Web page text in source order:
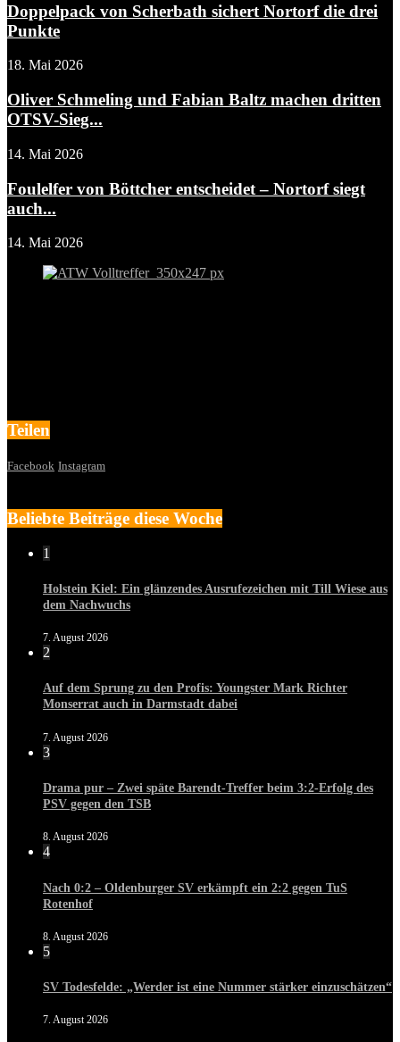
Doppelpack von Scherbath sichert Nortorf die drei
Punkte
18. Mai 2026
Oliver Schmeling und Fabian Baltz machen dritten
OTSV-Sieg...
14. Mai 2026
Foulelfer von Böttcher entscheidet – Nortorf siegt
auch...
14. Mai 2026
Teilen
Facebook Instagram
Beliebte Beiträge diese Woche
1
Holstein Kiel: Ein glänzendes Ausrufezeichen mit Till Wiese aus
dem Nachwuchs
7. August 2026
2
Auf dem Sprung zu den Profis: Youngster Mark Richter
Monserrat auch in Darmstadt dabei
7. August 2026
3
Drama pur – Zwei späte Barendt-Treffer beim 3:2-Erfolg des
PSV gegen den TSB
8. August 2026
4
Nach 0:2 – Oldenburger SV erkämpft ein 2:2 gegen TuS
Rotenhof
8. August 2026
5
SV Todesfelde: „Werder ist eine Nummer stärker einzuschätzen“
7. August 2026